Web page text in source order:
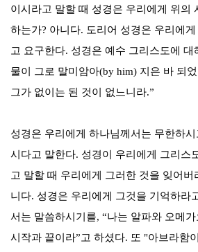
이시라고 말할 때 성경은 우리에게 위의
하는가? 아니다. 도리어 성경은 우리에
고 요구한다. 성경은 예수 그리스도에 대
물이 그로 말미암아(by him) 지은 바 되
그가 없이는 된 것이 없느니라.”
성경은 우리에게 하나님께서는 무한하
시다고 말한다. 성경이 우리에게 그리스
고 말할 때 우리에게 그러한 것을 잊어
니다. 성경은 우리에게 그것을 기억하라
서는 말씀하시기를, “나는 알파와 오메가
시작과 끝이라”고 하셨다. 또 "아브라함